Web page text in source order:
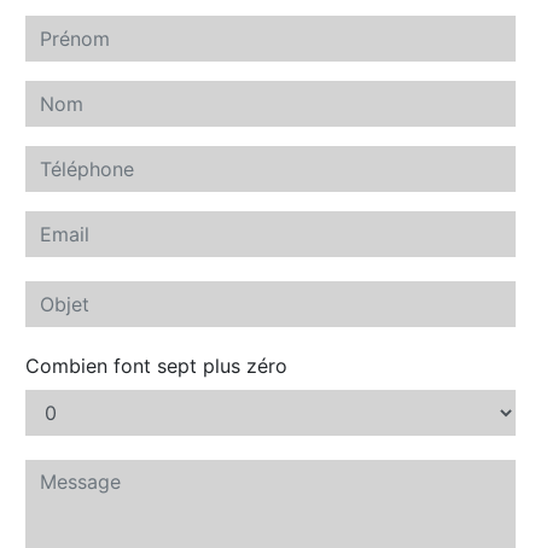
Combien font sept plus zéro